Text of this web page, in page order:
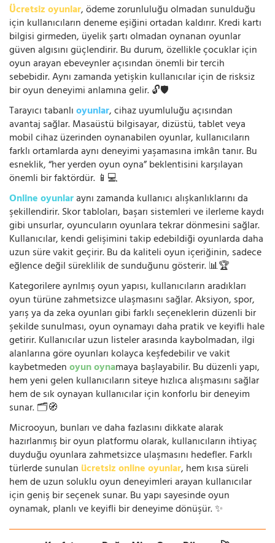
Ücretsiz oyunlar, ödeme zorunluluğu olmadan sunulduğu
için kullanıcıların deneme eşiğini ortadan kaldırır. Kredi kartı
bilgisi girmeden, üyelik şartı olmadan oynanan oyunlar
güven algısını güçlendirir. Bu durum, özellikle çocuklar için
oyun arayan ebeveynler açısından önemli bir tercih
sebebidir. Aynı zamanda yetişkin kullanıcılar için de risksiz
bir oyun deneyimi anlamına gelir. 🔓🛡️
Tarayıcı tabanlıoyunlar, cihaz uyumluluğu açısından
avantaj sağlar. Masaüstü bilgisayar, dizüstü, tablet veya
mobil cihaz üzerinden oynanabilen oyunlar, kullanıcıların
farklı ortamlarda aynı deneyimi yaşamasına imkân tanır. Bu
esneklik, “her yerden oyun oyna” beklentisini karşılayan
önemli bir faktördür. 📱💻
Online oyunlaraynı zamanda kullanıcı alışkanlıklarını da
şekillendirir. Skor tabloları, başarı sistemleri ve ilerleme kaydı
gibi unsurlar, oyuncuların oyunlara tekrar dönmesini sağlar.
Kullanıcılar, kendi gelişimini takip edebildiği oyunlarda daha
uzun süre vakit geçirir. Bu da kaliteli oyun içeriğinin, sadece
eğlence değil süreklilik de sunduğunu gösterir. 📊🏆
Kategorilere ayrılmış oyun yapısı, kullanıcıların aradıkları
oyun türüne zahmetsizce ulaşmasını sağlar. Aksiyon, spor,
yarış ya da zeka oyunları gibi farklı seçeneklerin düzenli bir
şekilde sunulması, oyun oynamayı daha pratik ve keyifli hale
getirir. Kullanıcılar uzun listeler arasında kaybolmadan, ilgi
alanlarına göre oyunları kolayca keşfedebilir ve vakit
kaybetmedenoyun oynamaya başlayabilir. Bu düzenli yapı,
hem yeni gelen kullanıcıların siteye hızlıca alışmasını sağlar
hem de sık oynayan kullanıcılar için konforlu bir deneyim
sunar. 🗂️🧭
Microoyun, bunları ve daha fazlasını dikkate alarak
hazırlanmış bir oyun platformu olarak, kullanıcıların ihtiyaç
duyduğu oyunlara zahmetsizce ulaşmasını hedefler. Farklı
türlerde sunulan ücretsiz online oyunlar, hem kısa süreli
hem de uzun soluklu oyun deneyimleri arayan kullanıcılar
için geniş bir seçenek sunar. Bu yapı sayesinde oyun
oynamak, planlı ve keyifli bir deneyime dönüşür. ✨